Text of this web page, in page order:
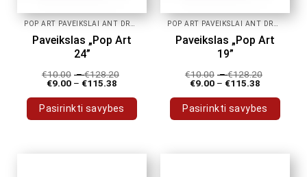
Paveikslas „Pop Art
24”
€10.00 –€128.20
€9.00 – €115.38
Pasirinkti savybes
Paveikslas „Pop Art
19”
€10.00 –€128.20
€9.00 – €115.38
Pasirinkti savybes